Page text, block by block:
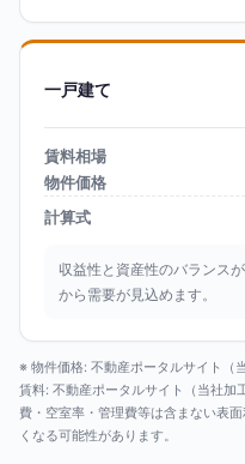
一戸建て
賃料相場
物件価格
計算式
収益性と資産性のバランス
から需要が見込めます。
※ 物件価格: 不動産ポータルサイト（
賃料: 不動産ポータルサイト（当社
費・空室率・管理費等は含まない表
くなる可能性があります。